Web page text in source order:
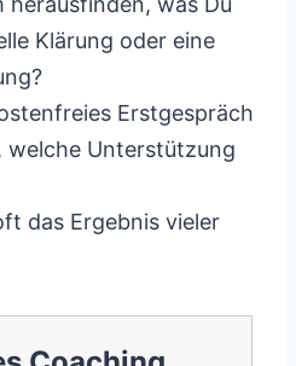
Klärung oder eine
Erstgespräch
welche Unterstützung
das Ergebnis vieler